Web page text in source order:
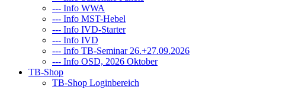
--- Info WWA
--- Info MST-Hebel
--- Info IVD-Starter
--- Info IVD
--- Info TB-Seminar 26.+27.09.2026
--- Info OSD, 2026 Oktober
TB-Shop
TB-Shop Loginbereich